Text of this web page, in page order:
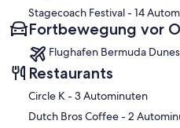
Stagecoach Festival- 14
Fortbewegung vor
Flughafen Bermuda
Restaurants
‪Circle K - ‬3 Autominuten
‪Dutch Bros Coffee - ‬2